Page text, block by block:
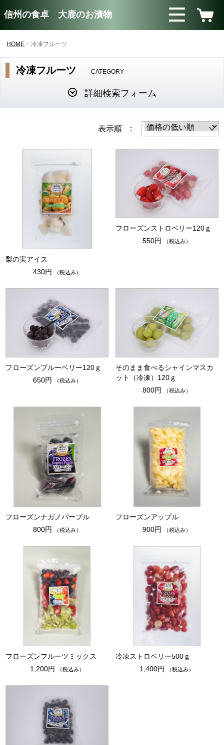
信州の食卓 大鹿のお漬物
HOME 冷凍フルーツ
冷凍フルーツ CATEGORY
詳細検索フォーム
表示順 :
梨の実アイス
430円
（税込み）
フローズンストロベリー120ｇ
550円
（税込み）
フローズンブルーベリー120ｇ
650円
（税込み）
そのまま食べるシャインマスカ
ット（冷凍）120ｇ
800円
（税込み）
フローズンナガノパープル
800円
（税込み）
フローズンアップル
900円
（税込み）
フローズンフルーツミックス
1,200円
（税込み）
冷凍ストロベリー500ｇ
1,400円
（税込み）